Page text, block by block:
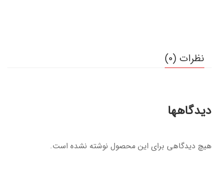
نظرات (0)
دیدگاهها
هیچ دیدگاهی برای این محصول نوشته نشده است.